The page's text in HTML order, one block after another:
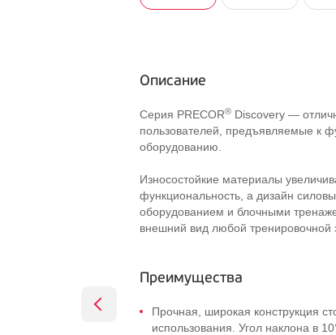
Описание
Серия PRECOR® Discovery —
пользователей, предъявляемые к
оборудованию.
Износостойкие материалы
функциональность, а дизайн
оборудованием и блочными
внешний вид любой тренировочной
Преимущества
Прочная, широкая конструкция
использования. Угол наклона в